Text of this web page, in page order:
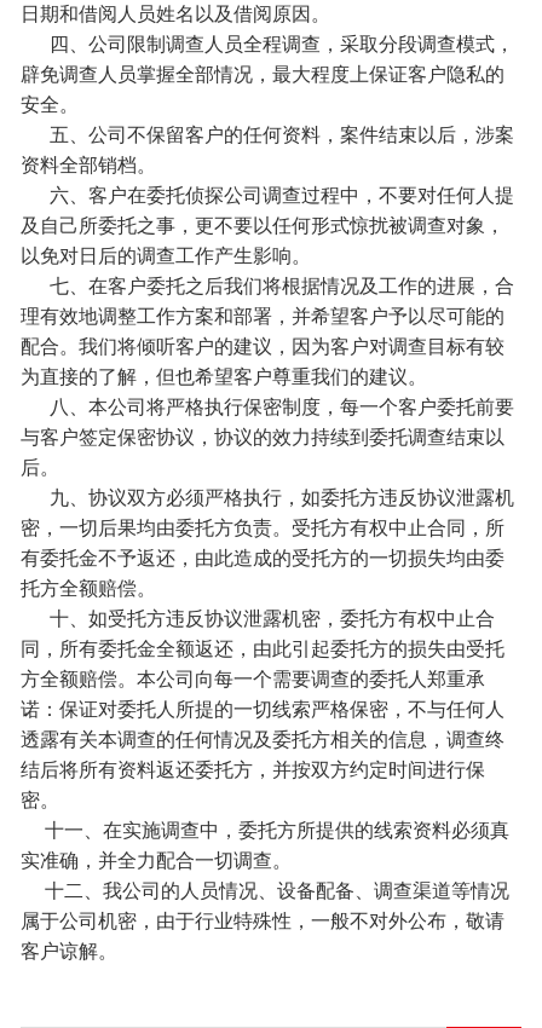
日期和借阅人员姓名以及借阅原因。
四、公司限制调查人员全程调查，采取分段调查模式，
辟免调查人员掌握全部情况，最大程度上保证客户隐私的
安全。
五、公司不保留客户的任何资料，案件结束以后，涉案
资料全部销档。
六、客户在委托侦探公司调查过程中，不要对任何人提
及自己所委托之事，更不要以任何形式惊扰被调查对象，
以免对日后的调查工作产生影响。
七、在客户委托之后我们将根据情况及工作的进展，合
理有效地调整工作方案和部署，并希望客户予以尽可能的
配合。我们将倾听客户的建议，因为客户对调查目标有较
为直接的了解，但也希望客户尊重我们的建议。
八、本公司将严格执行保密制度，每一个客户委托前要
与客户签定保密协议，协议的效力持续到委托调查结束以
后。
九、协议双方必须严格执行，如委托方违反协议泄露机
密，一切后果均由委托方负责。受托方有权中止合同，所
有委托金不予返还，由此造成的受托方的一切损失均由委
托方全额赔偿。
十、如受托方违反协议泄露机密，委托方有权中止合
同，所有委托金全额返还，由此引起委托方的损失由受托
方全额赔偿。本公司向每一个需要调查的委托人郑重承
诺：保证对委托人所提的一切线索严格保密，不与任何人
透露有关本调查的任何情况及委托方相关的信息，调查终
结后将所有资料返还委托方，并按双方约定时间进行保
密。
十一、在实施调查中，委托方所提供的线索资料必须真
实准确，并全力配合一切调查。
十二、我公司的人员情况、设备配备、调查渠道等情况
属于公司机密，由于行业特殊性，一般不对外公布，敬请
客户谅解。